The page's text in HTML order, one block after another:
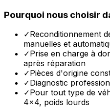
Pourquoi nous choisir
✓Reconditionnement
manuelles et
✓Prise en charge à
après réparation
✓Pièces d'origine
✓Diagnostic
✓Pour tout type de
4x4, poids lourds